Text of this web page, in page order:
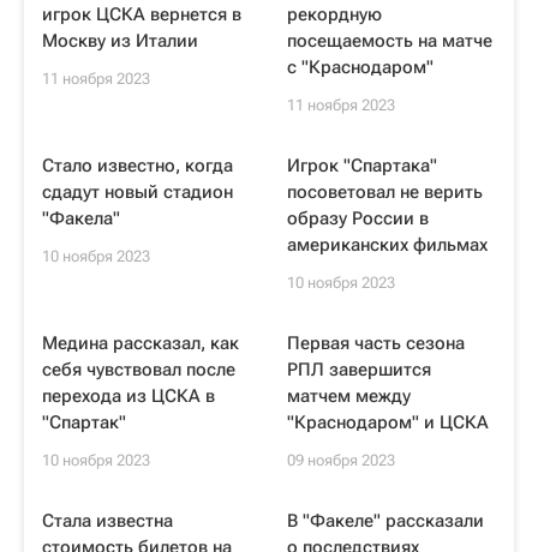
игрок ЦСКА вернется в
Москву из Италии
11 ноября 2023
рекордную
посещаемость на матче
с "Краснодаром"
11 ноября 2023
Стало известно, когда
сдадут новый стадион
"Факела"
10 ноября 2023
Игрок "Спартака"
посоветовал не верить
образу России в
американских фильмах
10 ноября 2023
Медина рассказал, как
себя чувствовал после
перехода из ЦСКА в
"Спартак"
10 ноября 2023
Первая часть сезона
РПЛ завершится
матчем между
"Краснодаром" и ЦСКА
09 ноября 2023
Стала известна
стоимость билетов на
В "Факеле" рассказали
о последствиях